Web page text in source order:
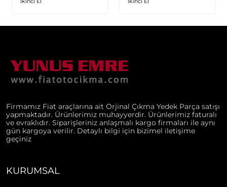
Firmamız Fiat araçlarına ait Orjinal Çıkma Yedek Parça satışı
yapmaktadır. Ürünlerimiz muhayyerdir. Ürünlerimiz faturalı
ve evraklıdır. Siparişleriniz anlaşmalı kargo firmaları ile aynı
gün kargoya verilir. Detaylı bilgi için bizimel iletişime
geçiniz
KURUMSAL